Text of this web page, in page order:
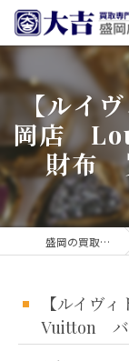
【ルイ
岡店
財布
盛岡の買取なら買取大吉 盛岡店
【ルイヴ
Vuitton バ